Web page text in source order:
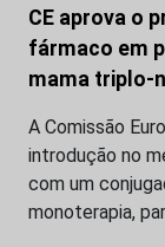
CE aprova o
fármaco em
mama triplo-
A Comissão
introdução no
com um
monoterapia,